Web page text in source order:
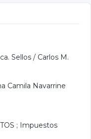
Sellos / Carlos M.
Camila Navarrine
; Impuestos